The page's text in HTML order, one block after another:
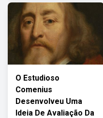
O Estudioso
Comenius
Desenvolveu Uma
Ideia De Avaliação Da